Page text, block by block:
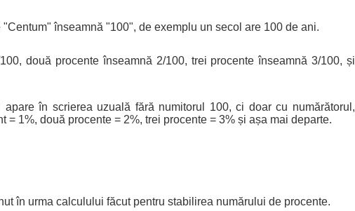
înseamnă "100", de exemplu un secol are 100 de ani.
două procente înseamnă 2/100, trei procente înseamnă 3/100, și
apare în scrierea uzuală fără numitorul 100, ci doar cu numărătorul,
= 1%, două procente = 2%, trei procente = 3% și așa mai departe.
în urma calculului făcut pentru stabilirea numărului de procente.